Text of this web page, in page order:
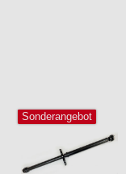
Sonderangebot